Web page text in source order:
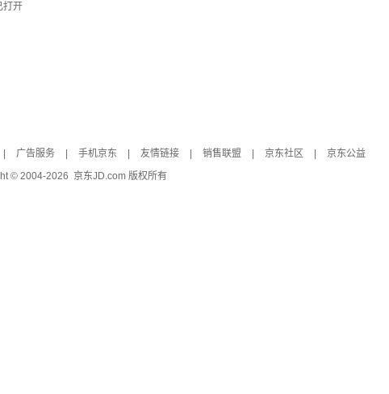
打开
广告服务 手机京东 友情链接 销售联盟 京东社区
京东公益
© 2004-2026 京东JD.com 版权所有